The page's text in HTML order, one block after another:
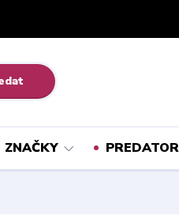
ZNAČKY